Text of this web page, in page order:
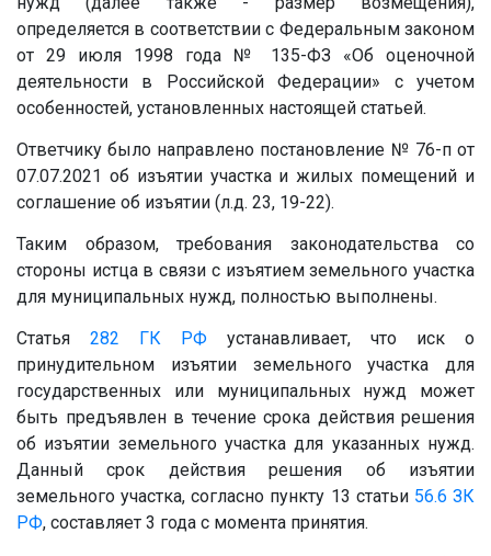
определяется в соответствии с Федеральным законом
от 29 июля 1998 года № 135-ФЗ «Об оценочной
деятельности в Российской Федерации» с учетом
особенностей, установленных настоящей статьей.
Ответчику было направлено постановление № 76-п от
07.07.2021 об изъятии участка и жилых помещений и
соглашение об изъятии (л.д. 23, 19-22).
Таким образом, требования законодательства со
стороны истца в связи с изъятием земельного участка
для муниципальных нужд, полностью выполнены.
Статья 282 ГК РФ устанавливает, что иск о
принудительном изъятии земельного участка для
государственных или муниципальных нужд может
быть предъявлен в течение срока действия решения
об изъятии земельного участка для указанных нужд.
Данный срок действия решения об изъятии
земельного участка, согласно пункту 13 статьи 56.6 ЗК
РФ, составляет 3 года с момента принятия.